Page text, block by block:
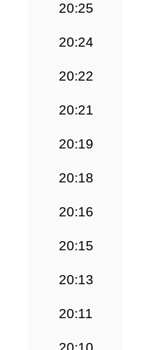
20:25
20:24
20:22
20:21
20:19
20:18
20:16
20:15
20:13
20:11